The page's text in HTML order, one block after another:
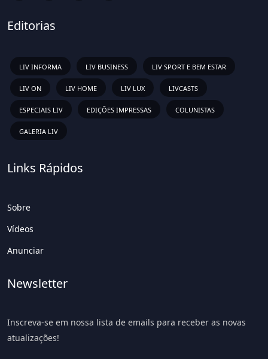
Editorias
LIV INFORMA LIV BUSINESS LIV SPORT E BEM ESTAR
LIV ON LIV HOME LIV LUX LIVCASTS
ESPECIAIS LIV EDIÇÕES IMPRESSAS COLUNISTAS
GALERIA LIV
Links Rápidos
Sobre
Vídeos
Anunciar
Newsletter
Inscreva-se em nossa lista de emails para receber as novas
atualizações!